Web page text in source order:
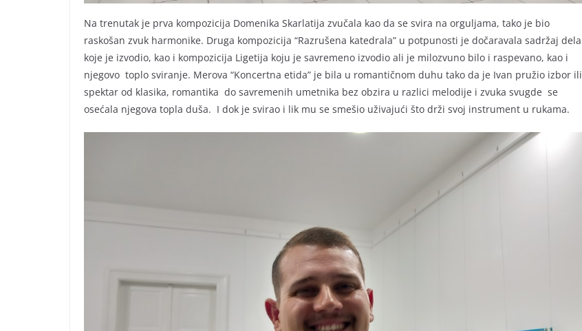
Na trenutak je prva kompozicija Domenika Skarlatija zvučala kao da se svira na orguljama, tako je bio
raskošan zvuk harmonike. Druga kompozicija “Razrušena katedrala” u potpunosti je dočaravala sadržaj dela
koje je izvodio, kao i kompozicija Ligetija koju je savremeno izvodio ali je milozvuno bilo i raspevano, kao i
njegovo toplo sviranje. Merova “Koncertna etida” je bila u romantičnom duhu tako da je Ivan pružio izbor ili
spektar od klasika, romantika do savremenih umetnika bez obzira u razlici melodije i zvuka svugde se
osećala njegova topla duša. I dok je svirao i lik mu se smešio uživajući što drži svoj instrument u rukama.